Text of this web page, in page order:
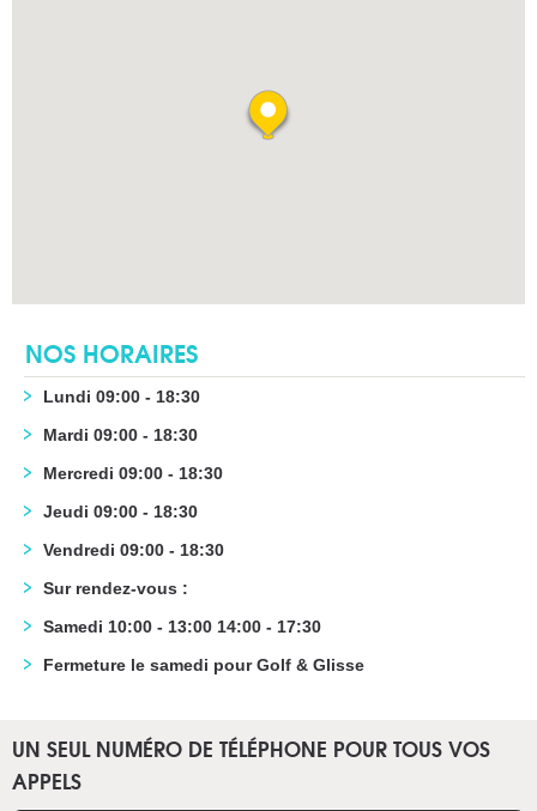
NOS HORAIRES
Lundi 09:00 - 18:30
Mardi 09:00 - 18:30
Mercredi 09:00 - 18:30
Jeudi 09:00 - 18:30
Vendredi 09:00 - 18:30
Sur rendez-vous :
Samedi 10:00 - 13:00 14:00 - 17:30
Fermeture le samedi pour Golf & Glisse
UN SEUL NUMÉRO DE TÉLÉPHONE POUR TOUS VOS
APPELS